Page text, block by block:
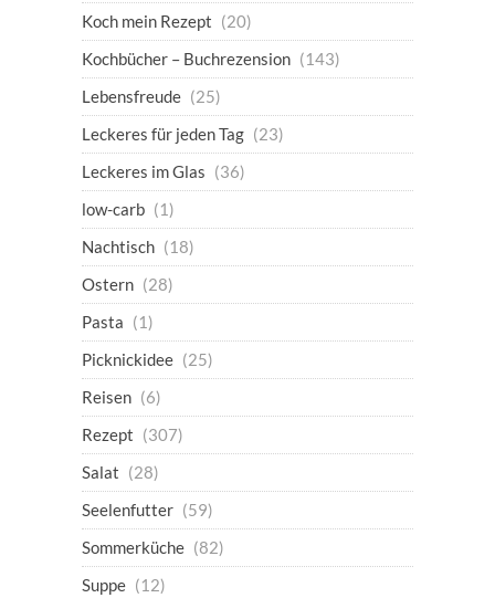
Koch mein Rezept (20)
Kochbücher – Buchrezension (143)
Lebensfreude (25)
Leckeres für jeden Tag (23)
Leckeres im Glas (36)
low-carb (1)
Nachtisch (18)
Ostern (28)
Pasta (1)
Picknickidee (25)
Reisen (6)
Rezept (307)
Salat (28)
Seelenfutter (59)
Sommerküche (82)
Suppe (12)